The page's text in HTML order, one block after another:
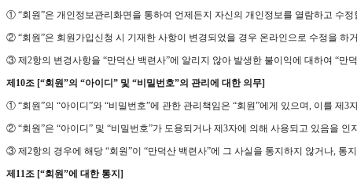
① “회원”은 개인정보관리화면을 통하여 언제든지 자신의 개인정보를 열람하고 수정
② “회원”은 회원가입신청 시 기재한 사항이 변경되었을 경우 온라인으로 수정을 하
③ 제2항의 변경사항을 “만덕산 백련사”에 알리지 않아 발생한 불이익에 대하여 “만
제10조 [“회원”의 “아이디” 및 “비밀번호”의 관리에 대한 의무]
① “회원”의 “아이디”와 “비밀번호”에 관한 관리책임은 “회원”에게 있으며, 이를 제3
② “회원”은 “아이디” 및 “비밀번호”가 도용되거나 제3자에 의해 사용되고 있음을
③ 제2항의 경우에 해당 “회원”이 “만덕산 백련사”에 그 사실을 통지하지 않거나, 통
제11조 [“회원”에 대한 통지]